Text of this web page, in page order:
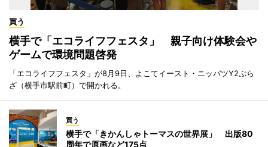
買う
横手で「エコライフフェスタ」 親子向け体験会や
ゲームで環境問題啓発
「エコライフフェスタ」が8月9日、よこてイースト・ニッパツY2ぷら
ざ（横手市駅前町）で開かれる。
買う
横手で「きかんしゃトーマスの世界展」 出版80
周年で原画など175点